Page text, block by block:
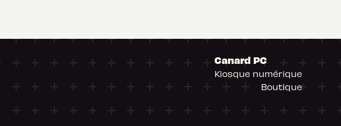
Canard PC
Kiosque numérique
Boutique